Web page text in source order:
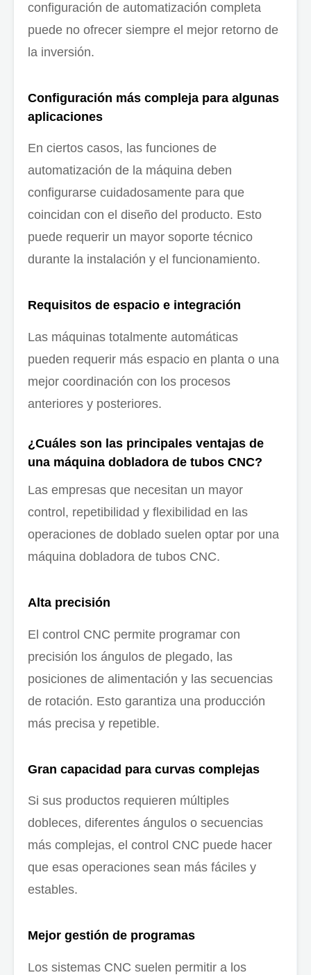
configuración de automatización completa
puede no ofrecer siempre el mejor retorno de
la inversión.
Configuración más compleja para algunas
aplicaciones
En ciertos casos, las funciones de
automatización de la máquina deben
configurarse cuidadosamente para que
coincidan con el diseño del producto. Esto
puede requerir un mayor soporte técnico
durante la instalación y el funcionamiento.
Requisitos de espacio e integración
Las máquinas totalmente automáticas
pueden requerir más espacio en planta o una
mejor coordinación con los procesos
anteriores y posteriores.
¿Cuáles son las principales ventajas de
una máquina dobladora de tubos CNC?
Las empresas que necesitan un mayor
control, repetibilidad y flexibilidad en las
operaciones de doblado suelen optar por una
máquina dobladora de tubos CNC.
Alta precisión
El control CNC permite programar con
precisión los ángulos de plegado, las
posiciones de alimentación y las secuencias
de rotación. Esto garantiza una producción
más precisa y repetible.
Gran capacidad para curvas complejas
Si sus productos requieren múltiples
dobleces, diferentes ángulos o secuencias
más complejas, el control CNC puede hacer
que esas operaciones sean más fáciles y
estables.
Mejor gestión de programas
Los sistemas CNC suelen permitir a los